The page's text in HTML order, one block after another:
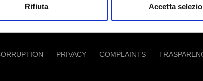
Rifiuta Accetta
PRIVACY COMPLAINTS